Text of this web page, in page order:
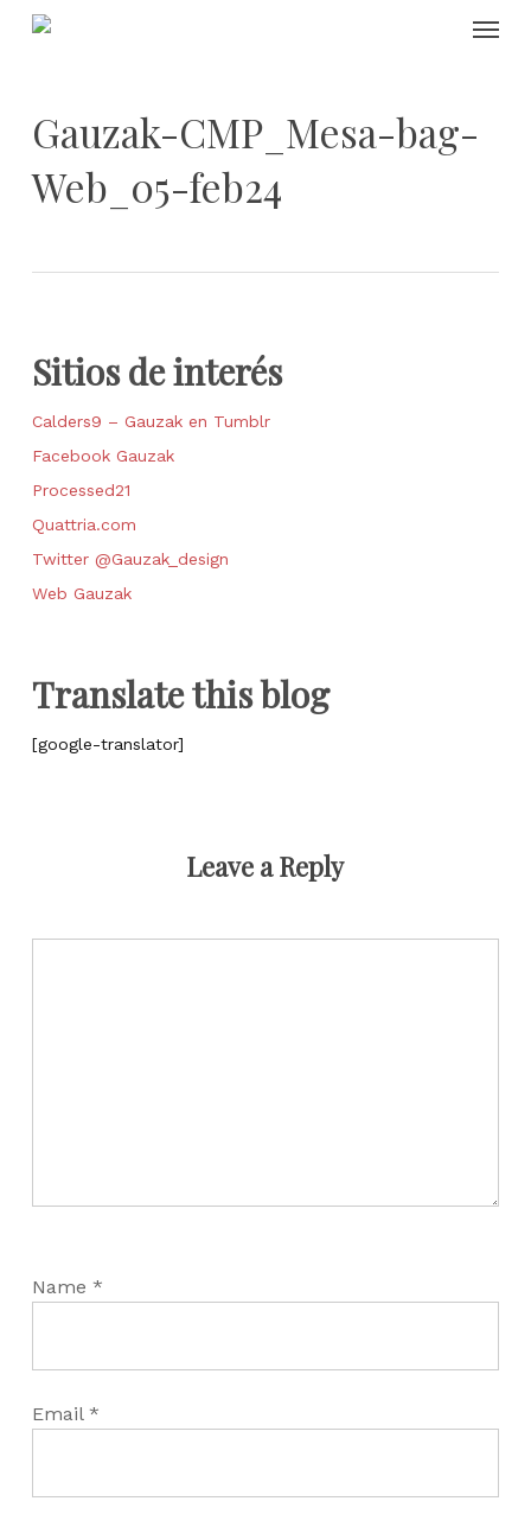
Skip
Gauzak-CMP_Mesa-bag-
Web_05-feb24
Sitios de interés
Calders9 – Gauzak en Tumblr
Facebook Gauzak
Processed21
Quattria.com
Twitter @Gauzak_design
Web Gauzak
Translate this blog
[google-translator]
Leave a Reply
Name *
Email *